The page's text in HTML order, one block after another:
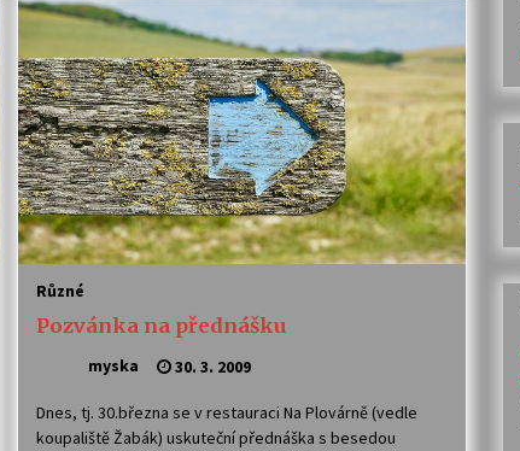
Různé
Pozvánka na přednášku
myska 30. 3. 2009
Dnes, tj. 30.března se v restauraci Na Plovárně (vedle
koupaliště Žabák) uskuteční přednáška s besedou